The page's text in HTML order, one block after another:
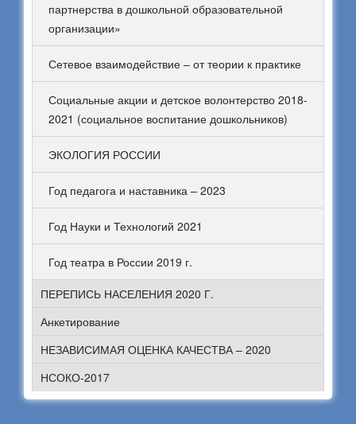
партнерства в дошкольной образовательной
организации»
Сетевое взаимодействие – от теории к практике
Социальные акции и детское волонтерство 2018-
2021 (социальное воспитание дошкольников)
ЭКОЛОГИЯ РОССИИ
Год педагога и наставника – 2023
Год Науки и Технологий 2021
Год театра в России 2019 г.
ПЕРЕПИСЬ НАСЕЛЕНИЯ 2020 Г.
Анкетирование
НЕЗАВИСИМАЯ ОЦЕНКА КАЧЕСТВА – 2020
НСОКО-2017